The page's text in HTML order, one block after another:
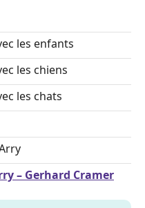
les enfants
les chiens
les chats
– Gerhard Cramer